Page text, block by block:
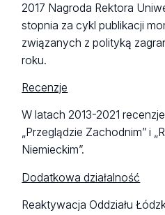
2017 Nagroda Rektora
stopnia za cykl publikacji
związanych z polityką
roku.
Recenzje
W latach 2013-2021
„Przeglądzie Zachodnim” i
Niemieckim”.
Dodatkowa działalność
Reaktywacja Oddziału